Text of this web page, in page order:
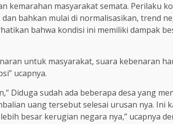
kemarahan masyarakat semata. Perilaku
bahkan mulai di normalisasikan, trend
bahwa kondisi ini memiliki dampak
untuk masyarakat, suara kebenaran
ucapnya.
Diduga sudah ada beberapa desa yang
uang tersebut selesai urusan nya. Ini
besar kerugian negara nya,” ucapnya